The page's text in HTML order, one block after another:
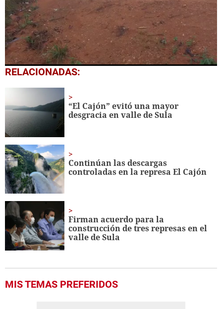
0
seconds
28
seconds
RELACIONADAS:
“El Cajón” evitó una mayor
desgracia en valle de Sula
Continúan las descargas
controladas en la represa El Cajón
Firman acuerdo para la
construcción de tres represas en el
valle de Sula
MIS TEMAS PREFERIDOS